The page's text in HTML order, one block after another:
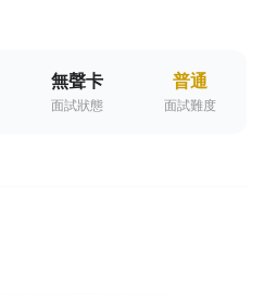
無聲卡
面試狀態
普通
面試難度